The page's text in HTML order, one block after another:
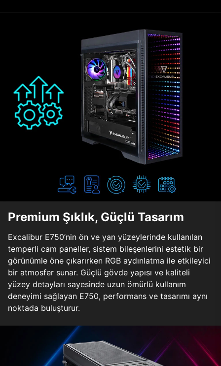
Premium Şıklık, Güçlü Tasarım
Excalibur E750’nin ön ve yan yüzeylerinde kullanılan
temperli cam paneller, sistem bileşenlerini estetik bir
görünümle öne çıkarırken RGB aydınlatma ile etkileyici
bir atmosfer sunar. Güçlü gövde yapısı ve kaliteli
yüzey detayları sayesinde uzun ömürlü kullanım
deneyimi sağlayan E750, performans ve tasarımı aynı
noktada buluşturur.